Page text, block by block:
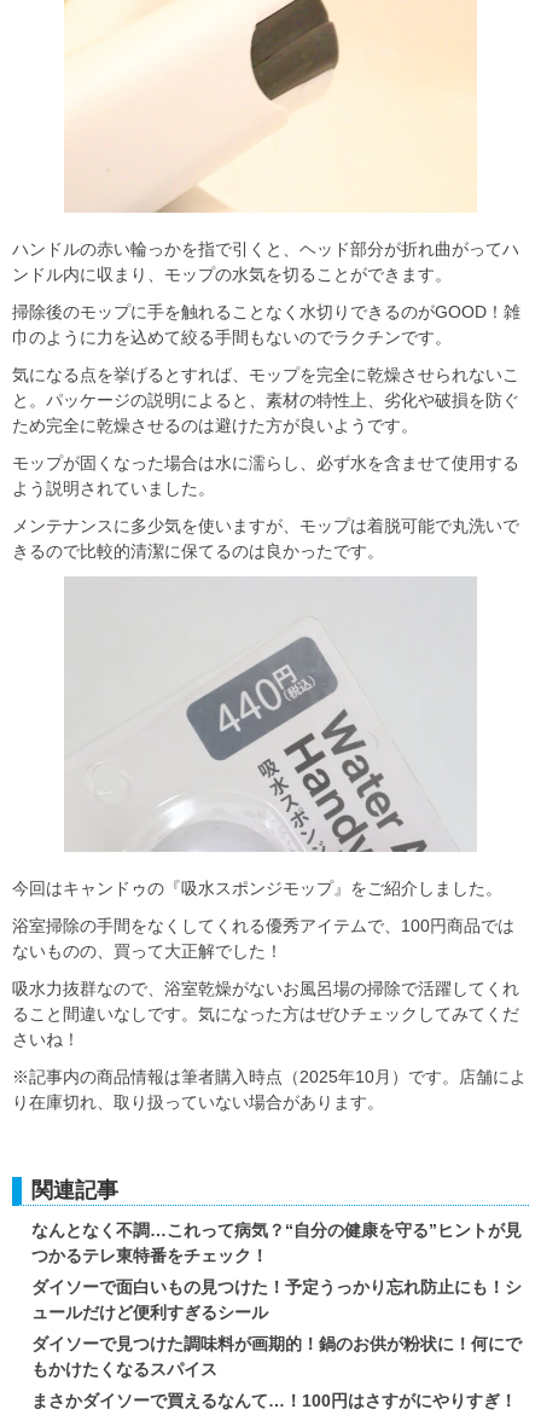
ハンドルの赤い輪っかを指で引くと、ヘッド部分が折れ曲がってハ
ンドル内に収まり、モップの水気を切ることができます。
掃除後のモップに手を触れることなく水切りできるのがGOOD！雑
巾のように力を込めて絞る手間もないのでラクチンです。
気になる点を挙げるとすれば、モップを完全に乾燥させられないこ
と。パッケージの説明によると、素材の特性上、劣化や破損を防ぐ
ため完全に乾燥させるのは避けた方が良いようです。
モップが固くなった場合は水に濡らし、必ず水を含ませて使用する
よう説明されていました。
メンテナンスに多少気を使いますが、モップは着脱可能で丸洗いで
きるので比較的清潔に保てるのは良かったです。
今回はキャンドゥの『吸水スポンジモップ』をご紹介しました。
浴室掃除の手間をなくしてくれる優秀アイテムで、100円商品では
ないものの、買って大正解でした！
吸水力抜群なので、浴室乾燥がないお風呂場の掃除で活躍してくれ
ること間違いなしです。気になった方はぜひチェックしてみてくだ
さいね！
※記事内の商品情報は筆者購入時点（2025年10月）です。店舗によ
り在庫切れ、取り扱っていない場合があります。
関連記事
なんとなく不調…これって病気？“自分の健康を守る”ヒントが見
つかるテレ東特番をチェック！
ダイソーで面白いもの見つけた！予定うっかり忘れ防止にも！シ
ュールだけど便利すぎるシール
ダイソーで見つけた調味料が画期的！鍋のお供が粉状に！何にで
もかけたくなるスパイス
まさかダイソーで買えるなんて…！100円はさすがにやりすぎ！